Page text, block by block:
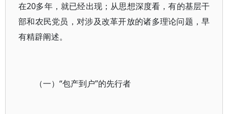
在20多年，就已经出现；从思想深度看，有的基层干
部和农民党员，对涉及改革开放的诸多理论问题，早
有精辟阐述。
（一）“包产到户”的先行者